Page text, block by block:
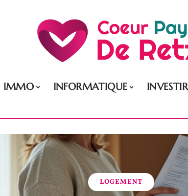
IMMO INFORMATIQUE INVESTIR
LOGEMENT